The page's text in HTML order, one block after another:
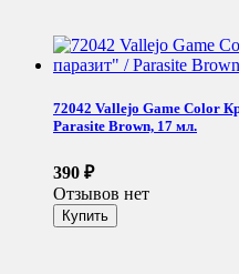
72042 Vallejo Game Color
Parasite Brown, 17 мл.
390 ₽
Отзывов нет